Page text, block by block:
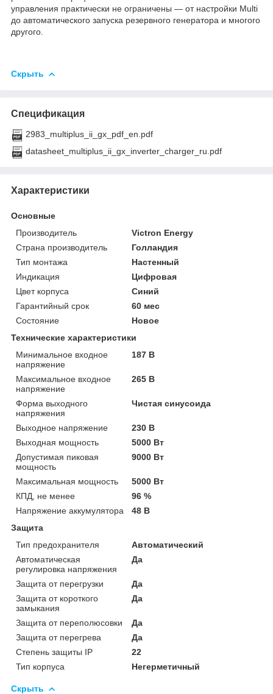
управления практически не ограничены — от настройки Multi
до автоматического запуска резервного генератора и многого
другого.
Скрыть
Спецификация
2983_multiplus_ii_gx_pdf_en.pdf
datasheet_multiplus_ii_gx_inverter_charger_ru.pdf
Характеристики
Основные
Производитель
Victron Energy
Страна производитель
Голландия
Тип монтажа
Настенный
Индикация
Цифровая
Цвет корпуса
Синий
Гарантийный срок
60 мес
Состояние
Новое
Технические характеристики
Минимальное входное
напряжение
187 В
Максимальное входное
напряжение
265 В
Форма выходного
напряжения
Чистая синусоида
Выходное напряжение
230 В
Выходная мощность
5000 Вт
Допустимая пиковая
мощность
9000 Вт
Максимальная мощность
5000 Вт
КПД, не менее
96 %
Напряжение аккумулятора
48 В
Защита
Тип предохранителя
Автоматический
Автоматическая
регулировка напряжения
Да
Защита от перегрузки
Да
Защита от короткого
замыкания
Да
Защита от переполюсовки
Да
Защита от перегрева
Да
Степень защиты IP
22
Тип корпуса
Негерметичный
Скрыть